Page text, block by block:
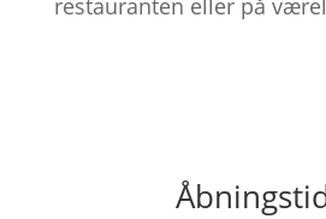
restauranten eller på